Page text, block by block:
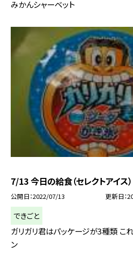
みかんシャーベット
7/13 今日の給食（セレクトアイス
公開日 2022/07/13 更新日
できごと
ガリガリ君はパッケージが3種類 こ
ン